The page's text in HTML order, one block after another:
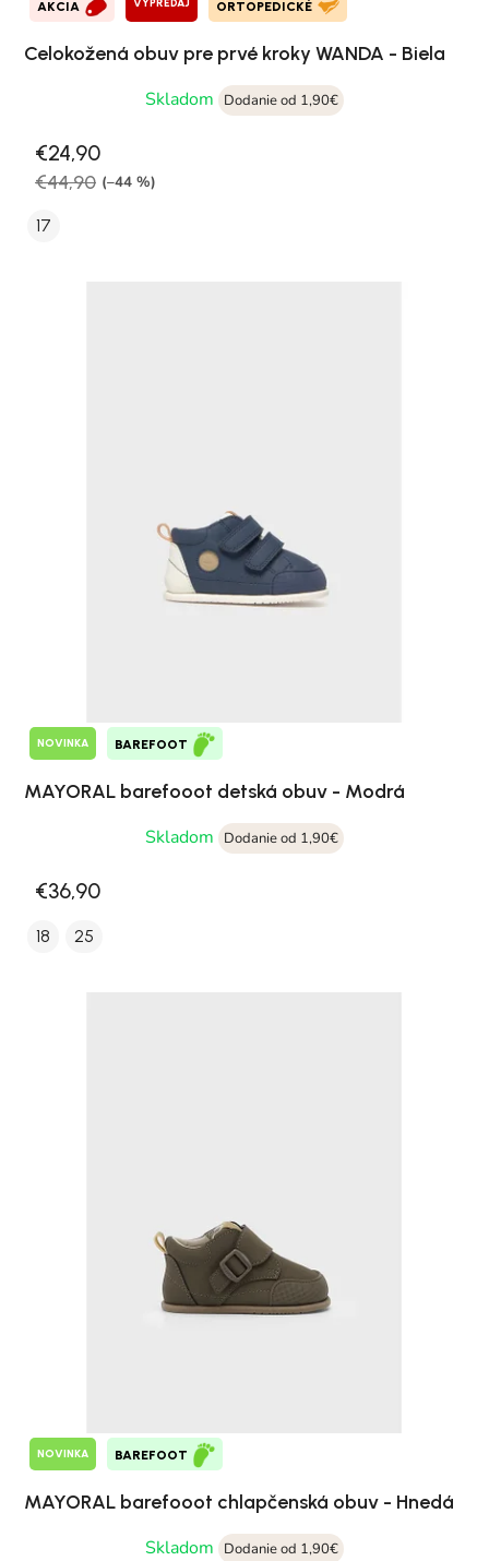
AKCIA ORTOPEDICKÉ
Celokožená obuv pre prvé kroky WANDA - Biela
Skladom
Dodanie od 1,90€
€24,90
€44,90 (–44 %)
17
NOVINKA BAREFOOT
MAYORAL barefooot detská obuv - Modrá
Skladom
Dodanie od 1,90€
€36,90
18 25
NOVINKA BAREFOOT
MAYORAL barefooot chlapčenská obuv - Hnedá
Skladom
Dodanie od 1,90€